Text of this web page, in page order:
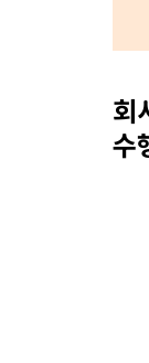
회
수